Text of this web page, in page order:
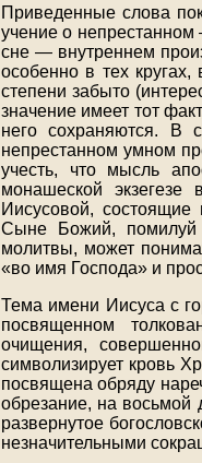
Приведенные слова
учение о
сне — внутреннем
особенно в тех
степени забыто
значение имеет тот
него сохраняются. В
непрестанном умном
учесть, что мысль
монашеской
Иисусовой,
Сыне Божий, помилуй
молитвы, может
«во имя Господа» и
Тема имени Иисуса с
посвященном
очищения,
символизирует кровь
посвящена обряду
обрезание, на восьмой
развернутое
незначительными